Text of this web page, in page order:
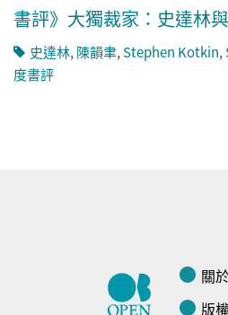
書評》大獨裁家：史達林
史達林,陳韻聿,Stephen Kotkin,
度書評
關
版